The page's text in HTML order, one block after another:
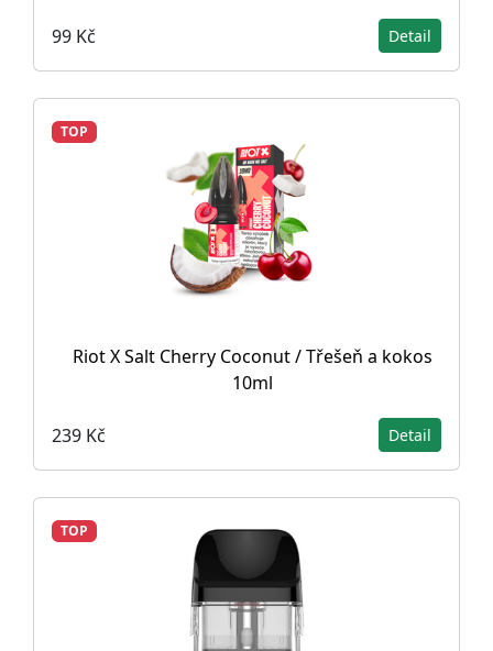
99 Kč Detail
TOP
Riot X Salt Cherry Coconut / Třešeň a kokos
10ml
239 Kč Detail
TOP